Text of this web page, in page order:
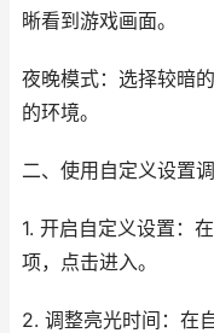
晰看到游戏画面。
夜晚模式：选择较暗
的环境。
二、使用自定义设置
1. 开启自定义设置：
项，点击进入。
2. 调整亮光时间：在